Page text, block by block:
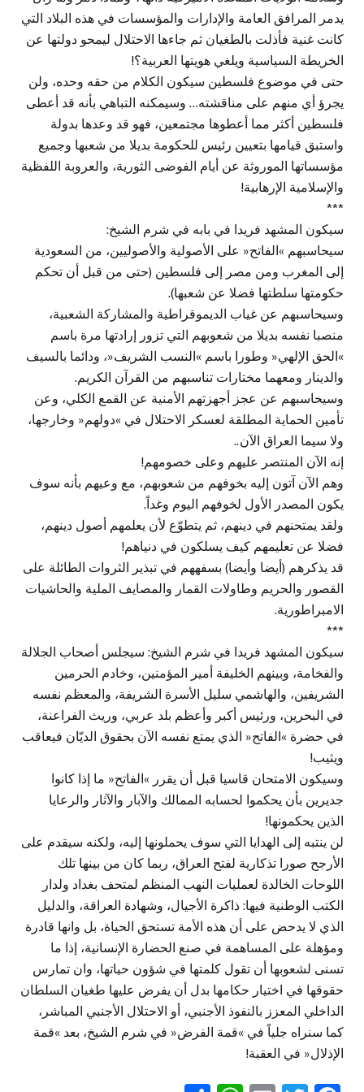
يدمر المرافق العامة والإدارات والمؤسسات في هذه البلاد التي
كانت غنية فأذلت بالطغيان ثم جاءها الاحتلال ليمحو دولتها عن
الخريطة السياسية ويلغي هويتها العربية؟!
حتى في موضوع فلسطين سيكون الكلام من حقه وحده، ولن
يجرؤ أي منهم على مناقشته… وسيمكنه التباهي بأنه قد أعطى
فلسطين أكثر مما أعطوها مجتمعين، فهو قد وعدها بدولة
واستبق قيامها بتعيين رئيس للحكومة بديلا من شعبها وجميع
مؤسساتها الموروثة عن أيام الفوضى الثورية، والعروبة اللفظية
والإسلامية الإرهابية!
***
سيكون المشهد فريدا في بابه في شرم الشيخ:
سيحاسبهم »الفاتح« على الأصولية والأصوليين، من السعودية
إلى المغرب ومن مصر إلى فلسطين (حتى من قبل أن تحكم
حكومتها سلطتها فضلا عن شعبها).
وسيحاسبهم عن غياب الديموقراطية والمشاركة الشعبية،
منصبا نفسه بديلا من شعوبهم التي تزور إرادتها مرة باسم
»الحق الإلهي« وطورا باسم »النسب الشريف«، ودائما بالسيف
والدينار ومعهما مختارات تناسبهم من القرآن الكريم.
وسيحاسبهم عن عجز أجهزتهم الأمنية عن القمع الكلي، وعن
تأمين الحماية المطلقة لعسكر الاحتلال في »دولهم« وخارجها،
ولا سيما العراق الآن..
إنه الآن المنتصر عليهم وعلى خصومهم!
وهم الآن آتون إليه بخوفهم من شعوبهم، مع وعيهم بأنه سوف
يكون المصدر الأول لخوفهم اليوم وغداً.
ولقد يمتحنهم في دينهم، ثم يتطوّع لأن يعلمهم أصول دينهم،
فضلا عن تعليمهم كيف يسلكون في دنياهم!
قد يذكرهم (أيضا وأيضا) بسفههم في تبذير الثروات الطائلة على
القصور والحريم وطاولات القمار والمصايف الملية والحاشيات
الامبراطورية.
***
سيكون المشهد فريدا في شرم الشيخ: سيجلس أصحاب الجلالة
والفخامة، وبينهم الخليفة أمير المؤمنين، وخادم الحرمين
الشريفين، والهاشمي سليل الأسرة الشريفة، والمعظم نفسه
في البحرين، ورئيس أكبر وأعظم بلد عربي، وريث الفراعنة،
في حضرة »الفاتح« الذي يمتع نفسه الآن بحقوق الديّان فيعاقب
ويثيب!
وسيكون الامتحان قاسيا قبل أن يقرر »الفاتح« ما إذا كانوا
جديرين بأن يحكموا لحسابه الممالك والآبار والآثار والرعايا
الذين يحكمونها!
لن ينتبه إلى الهدايا التي سوف يحملونها إليه، ولكنه سيقدم على
الأرجح صورا تذكارية لفتح العراق، ربما كان من بينها تلك
اللوحات الخالدة لعمليات النهب المنظم لمتحف بغداد ولدار
الكتب الوطنية فيها: ذاكرة الأجيال، وشهادة العراقة، والدليل
الذي لا يدحض على أن هذه الأمة تستحق الحياة، بل وانها قادرة
ومؤهلة على المساهمة في صنع الحضارة الإنسانية، إذا ما
تسنى لشعوبها أن تقول كلمتها في شؤون حياتها، وان تمارس
حقوقها في اختيار حكامها بدل أن يفرض عليها طغيان السلطان
الداخلي المعزز بالنفوذ الأجنبي، أو الاحتلال الأجنبي المباشر،
كما سنراه جلياً في »قمة الفرض« في شرم الشيخ، بعد »قمة
الإذلال« في العقبة!